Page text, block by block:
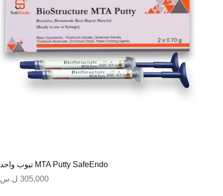
تيوب واحد MTA Putty SafeEndo
305,000 ل.س